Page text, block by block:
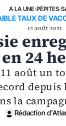
A LA UNE›PÉPITES›
TAUX DE
12 août 2021
24
août un
la
Rédaction